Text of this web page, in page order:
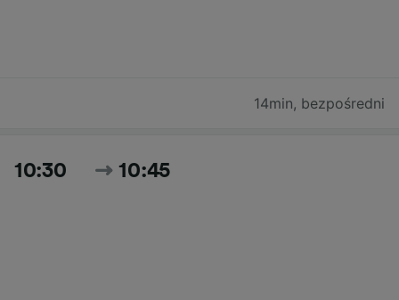
14min, bezpośredni
10:30 10:45